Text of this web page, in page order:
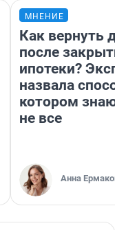
МНЕНИЕ
Как вернуть
после
ипотеки?
назвала
котором
не все
Анна Ермакова